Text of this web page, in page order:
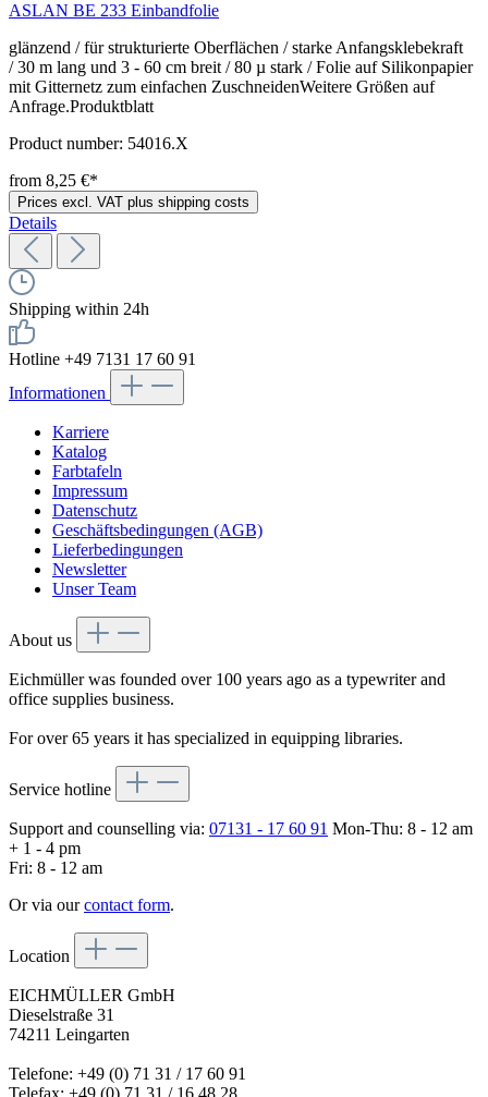
ASLAN BE 233 Einbandfolie
glänzend / für strukturierte Oberflächen / starke Anfangsklebekraft
/ 30 m lang und 3 - 60 cm breit / 80 µ stark / Folie auf Silikonpapier
mit Gitternetz zum einfachen ZuschneidenWeitere Größen auf
Anfrage.Produktblatt
Product number: 54016.X
from 8,25 €*
Prices excl. VAT plus shipping costs
Details
Shipping within 24h
Hotline +49 7131 17 60 91
Informationen
Karriere
Katalog
Farbtafeln
Impressum
Datenschutz
Geschäftsbedingungen (AGB)
Lieferbedingungen
Newsletter
Unser Team
About us
Eichmüller was founded over 100 years ago as a typewriter and
office supplies business.
For over 65 years it has specialized in equipping libraries.
Service hotline
Support and counselling via: 07131 - 17 60 91 Mon-Thu: 8 - 12 am
+ 1 - 4 pm
Fri: 8 - 12 am
Or via ourcontact form.
Location
EICHMÜLLER GmbH
Dieselstraße 31
74211 Leingarten
Telefone: +49 (0) 71 31 / 17 60 91